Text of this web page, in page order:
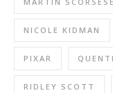
NICOLE KIDMAN
PIXAR
RIDLEY SCOTT